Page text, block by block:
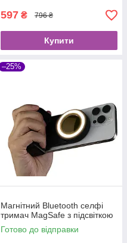
597 ₴ 796 ₴
Купити
–25%
Магнітний Bluetooth селфі
тримач MagSafe з підсвіткою
Готово до відправки